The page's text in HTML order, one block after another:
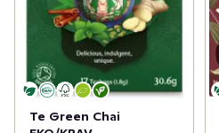
Te Green Chai